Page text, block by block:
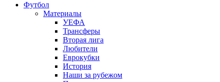
Футбол
Материалы
УЕФА
Трансферы
Вторая лига
Любители
Еврокубки
История
Наши за рубежом